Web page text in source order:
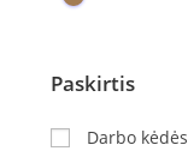
Paskirtis
Darbo kėdės